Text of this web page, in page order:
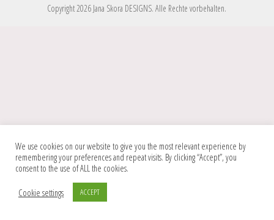
Copyright 2026 Jana Skora DESIGNS. Alle Rechte vorbehalten.
We use cookies on our website to give you the most relevant experience by
remembering your preferences and repeat visits. By clicking “Accept”, you
consent to the use of ALL the cookies.
Cookie settings
ACCEPT